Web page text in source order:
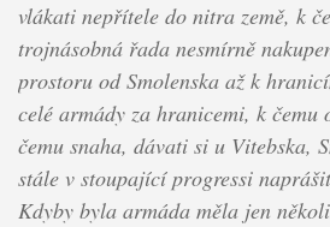
vlákati nepřítele do nitra země, k
trojnásobná řada nesmírně
prostoru od Smolenska až k
celé armády za hranicemi, k čemu
čemu snaha, dávati si u Vitebska,
stále v stoupající progressi
Kdyby byla armáda měla jen